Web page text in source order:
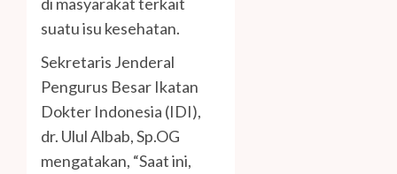
suatu isu kesehatan.
Sekretaris Jenderal
Pengurus Besar Ikatan
Dokter Indonesia (IDI),
dr. Ulul Albab, Sp.OG
mengatakan, “Saat ini,